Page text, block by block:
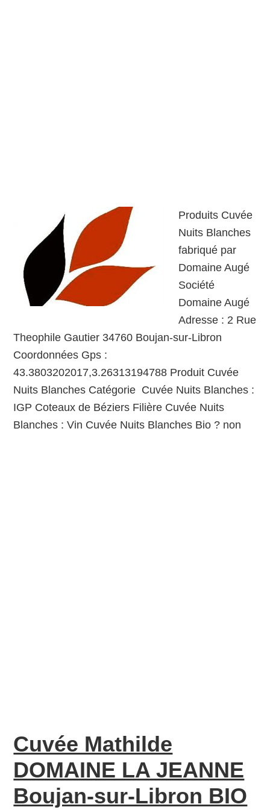
Produits Cuvée
Nuits Blanches
fabriqué par
Domaine Augé
Société
Domaine Augé
Adresse : 2 Rue
Theophile Gautier 34760 Boujan-sur-Libron
Coordonnées Gps :
43.3803202017,3.26313194788 Produit Cuvée
Nuits Blanches Catégorie Cuvée Nuits Blanches :
IGP Coteaux de Béziers Filière Cuvée Nuits
Blanches : Vin Cuvée Nuits Blanches Bio ? non
Cuvée Mathilde
DOMAINE LA JEANNE
Boujan-sur-Libron BIO